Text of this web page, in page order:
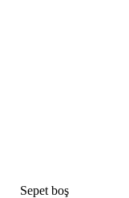
Sepet boş